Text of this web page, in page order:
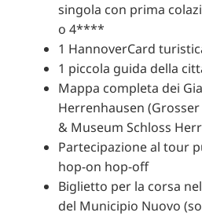
singola con prima
o 4****
1 HannoverCard
1 piccola guida della
Mappa completa dei
Herrenhausen
& Museum Schloss
Partecipazione al tour
hop-on hop-off
Biglietto per la corsa
del Municipio Nuovo